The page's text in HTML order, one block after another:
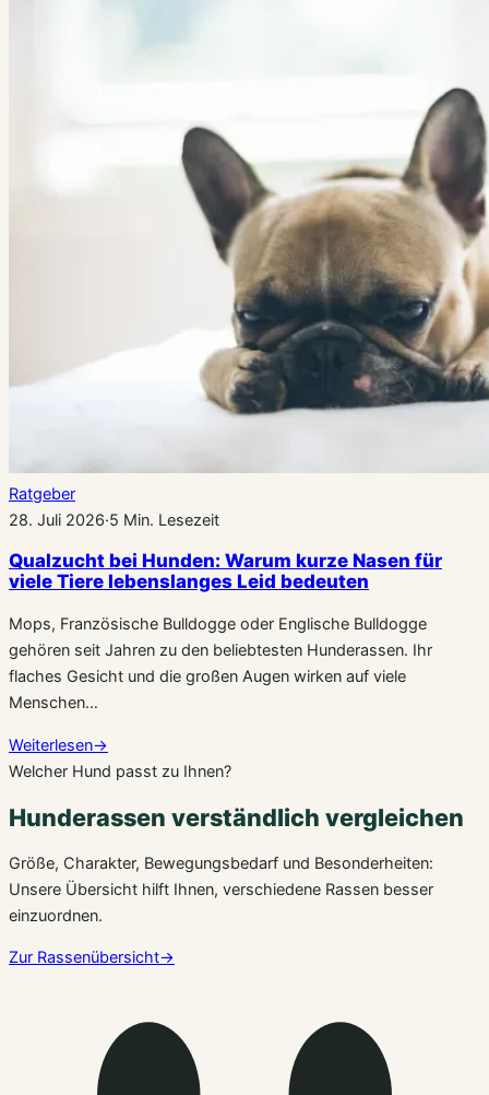
Ratgeber
28. Juli 2026·5 Min. Lesezeit
Qualzucht bei Hunden: Warum kurze Nasen für
viele Tiere lebenslanges Leid bedeuten
Mops, Französische Bulldogge oder Englische Bulldogge
gehören seit Jahren zu den beliebtesten Hunderassen. Ihr
flaches Gesicht und die großen Augen wirken auf viele
Menschen…
Weiterlesen→
Welcher Hund passt zu Ihnen?
Hunderassen verständlich vergleichen
Größe, Charakter, Bewegungsbedarf und Besonderheiten:
Unsere Übersicht hilft Ihnen, verschiedene Rassen besser
einzuordnen.
Zur Rassenübersicht→